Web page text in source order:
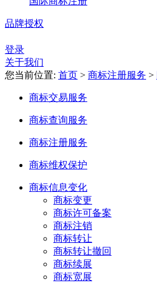
品牌授权
登录
关于我们
您当前位置: 首页 > 商标注册服务 >
商标交易服务
商标查询服务
商标注册服务
商标维权保护
商标信息变化
商标变更
商标许可备案
商标注销
商标转让
商标转让撤回
商标续展
商标宽展